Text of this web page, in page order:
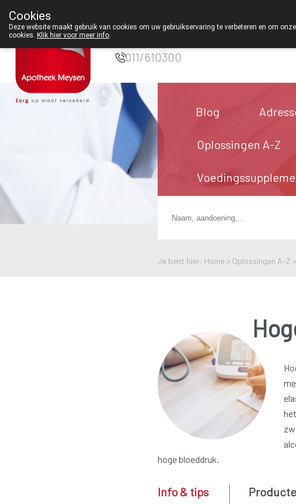
Apotheek Meysen
011/610300
Blog
Oplossingen A-Z
Je bent hier: Home > Oplossingen A-Z >
hoge bloeddruk.
Info & tips
Cookies
Deze website maakt gebruik van cookies om uw gebruikservaring te verbeteren en om
cookies. Klik hier voor meer info.